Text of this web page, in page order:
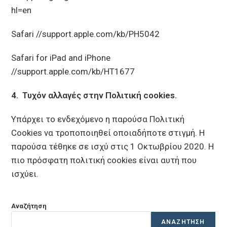
hl=en
Safari //support.apple.com/kb/PH5042
Safari for iPad and iPhone
//support.apple.com/kb/HT1677
4. Τυχόν αλλαγές στην Πολιτική cookies.
Υπάρχει το ενδεχόμενο η παρούσα Πολιτική
Cookies να τροποποιηθεί οποιαδήποτε στιγμή. Η
παρούσα τέθηκε σε ισχύ στις 1 Οκτωβρίου 2020. Η
πιο πρόσφατη πολιτική cookies είναι αυτή που
ισχύει.
Αναζήτηση
ΑΝΑΖΉΤΗΣΗ